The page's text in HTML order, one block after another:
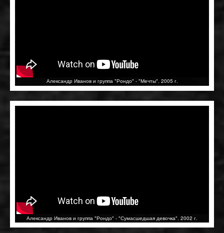
Александр Иванов и группа "Рондо" - "Мечты". 2005 г.
Александр Иванов и группа "Рондо" - "Сумасшедшая девочка". 2002 г.